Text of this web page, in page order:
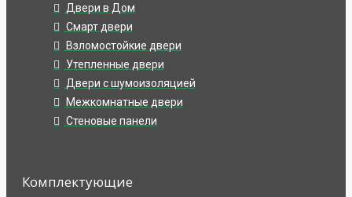
Двери в Дом
Смарт двери
Взломостойкие двери
Утепленные двери
Двери с шумоизоляцией
Межкомнатные двери
Стеновые панели
Комплектующие